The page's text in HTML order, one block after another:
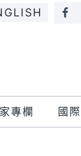
專欄 國